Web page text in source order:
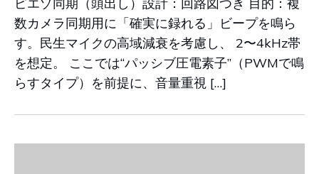
数カメラ同期用に「確実に録れる」ビープを鳴ら
す。民生マイクの高域減衰を考慮し、 2〜4kHz帯
を想定。 ここでは“パッシブ圧電素子”（PWMで鳴
らすタイプ）を前提に、音量重視 […]